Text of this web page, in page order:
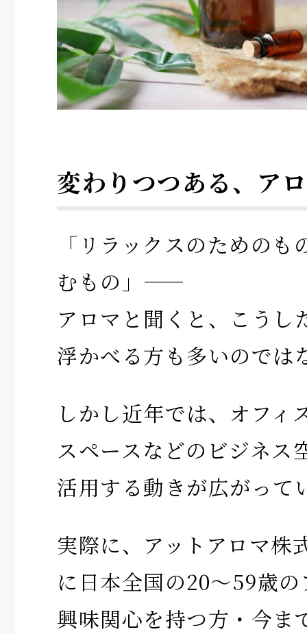
変わりつつある、ア
「リラックスのための
むもの」——
アロマと聞くと、こうし
浮かべる方も多いのでは
しかし近年では、オフィ
スペースなどのビジネス
活用する動きが広がって
実際に、アットアロマ株
に日本全国の20～59歳
興味関心を持つ方・今ま